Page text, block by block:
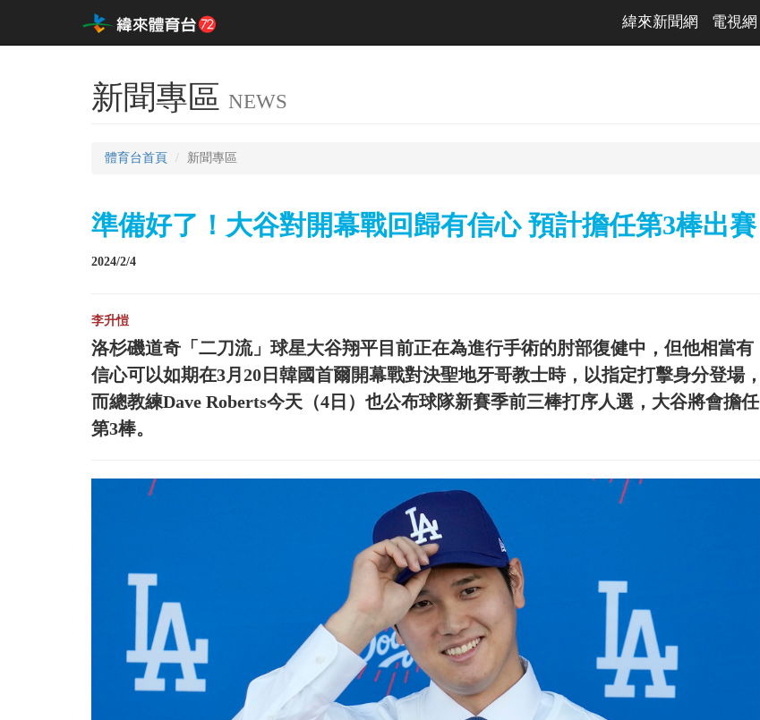
緯來新聞網 電視網
新聞專區 NEWS
體育台首頁 新聞專區
準備好了！大谷對開幕戰回歸有信心 預計擔任第3棒出賽
2024/2/4
李升愷
洛杉磯道奇「二刀流」球星大谷翔平目前正在為進行手術的肘部復健中，但他相當有
信心可以如期在3月20日韓國首爾開幕戰對決聖地牙哥教士時，以指定打擊身分登場，
而總教練Dave Roberts今天（4日）也公布球隊新賽季前三棒打序人選，大谷將會擔任
第3棒。